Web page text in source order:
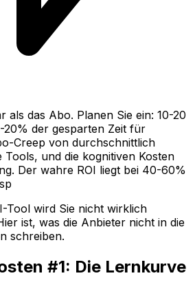
als das Abo. Planen Sie ein: 10-20
20% der gesparten Zeit für
Creep von durchschnittlich
und die kognitiven Kosten
Der wahre ROI liegt bei 40-60%
Tool wird Sie nicht wirklich
ist, was die Anbieter nicht in die
schreiben.
#1: Die Lernkurve